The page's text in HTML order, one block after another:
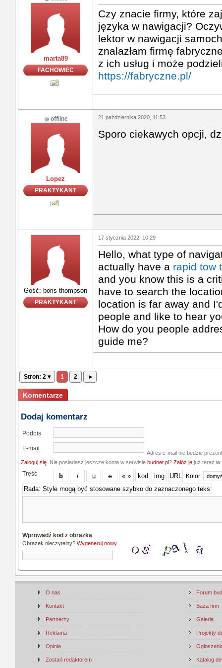
marta89
FACHOWIEC
Czy znacie firmy, które
języka w nawigacji?
lektor w nawigacji
znalazłam firmę
z ich usług i może
https://fabryczne.pl/
offline
Lopez
PRAKTYKANT
21 października 2020, 11:53
Sporo ciekawych opcji,
Gość: boris thompson
PRAKTYKANT
17 stycznia 2022, 10:29
Hello, what type of
actually have a rapid tow
and you know this is a
have to search the
location is far away and
people and like to hear
How do you people
guide me?
Stron: 2 ▾ 1 2 ▸
Komentarze
Dodaj komentarz
Podpis
E-mail
Adres e-mail nie bedzie
Zaloguj się . Nie posiadasz jeszcze konta w serwisie budnet.pl? Załóż je już teraz w
Treść Kolor:
Wprowadź kod z obrazka
Obrazek nieczytelny? Wygeneruj nowy
O nas
Kontakt
Partnerzy
Reklama
Opinie
Zostań redaktorem
Forum
Baza firm
Galeria
Projekty
Katalog